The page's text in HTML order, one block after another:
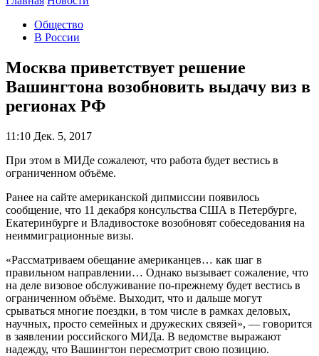
Общество
В России
Москва приветствует решение
Вашингтона возобновить выдачу виз в
регионах РФ
11:10 Дек. 5, 2017
При этом в МИДе сожалеют, что работа будет вестись в
ограниченном объёме.
Ранее на сайте американской дипмиссии появилось
сообщение, что 11 декабря консульства США в Петербурге,
Екатеринбурге и Владивостоке возобновят собеседования на
неиммиграционные визы.
«Рассматриваем обещание американцев… как шаг в
правильном направлении… Однако вызывает сожаление, что
на деле визовое обслуживание по-прежнему будет вестись в
ограниченном объёме. Выходит, что и дальше могут
срываться многие поездки, в том числе в рамках деловых,
научных, просто семейных и дружеских связей», — говорится
в заявлении российского МИДа. В ведомстве выражают
надежду, что Вашингтон пересмотрит свою позицию.